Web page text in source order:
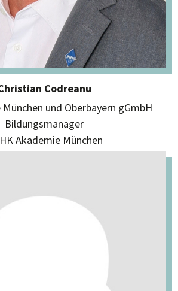
Codreanu
und Oberbayern gGmbH
Bildungsmanager
Akademie München